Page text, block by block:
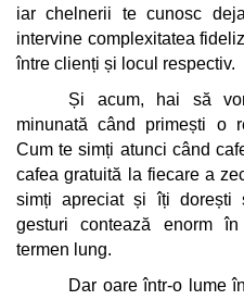
iar chelnerii te cunosc
intervine complexitatea
între clienți și locul respectiv.
Și acum, hai să
minunată când primești o
Cum te simți atunci când
cafea gratuită la fiecare a
simți apreciat și îți dorești
gesturi contează enorm
termen lung.
Dar oare într-o lume